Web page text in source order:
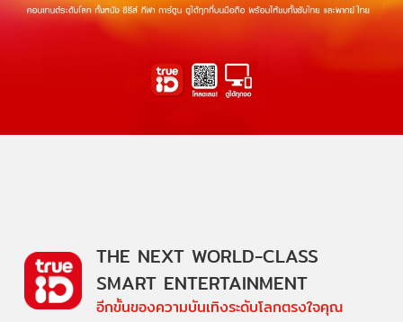
THE NEXT WORLD-CLASS
SMART ENTERTAINMENT
อีกขั้นของความบันเทิงระดับโลกตรงใจคุณ